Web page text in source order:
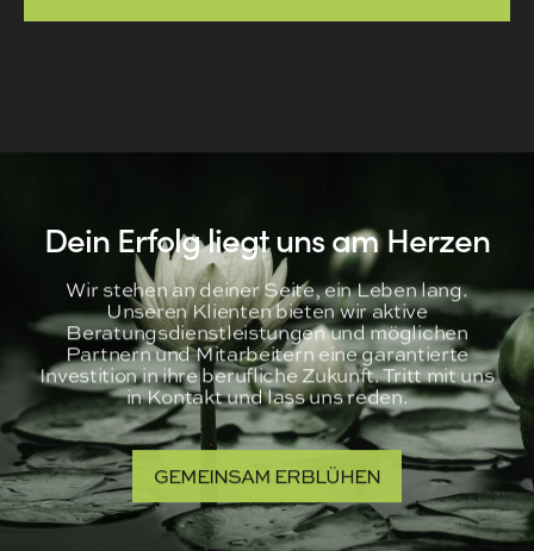
Dein Erfolg liegt uns am Herzen
Wir stehen an deiner Seite, ein Leben lang.
Unseren Klienten bieten wir aktive
Beratungsdienstleistungen und möglichen
Partnern und Mitarbeitern eine garantierte
Investition in ihre berufliche Zukunft. Tritt mit uns
in Kontakt und lass uns reden.
GEMEINSAM ERBLÜHEN